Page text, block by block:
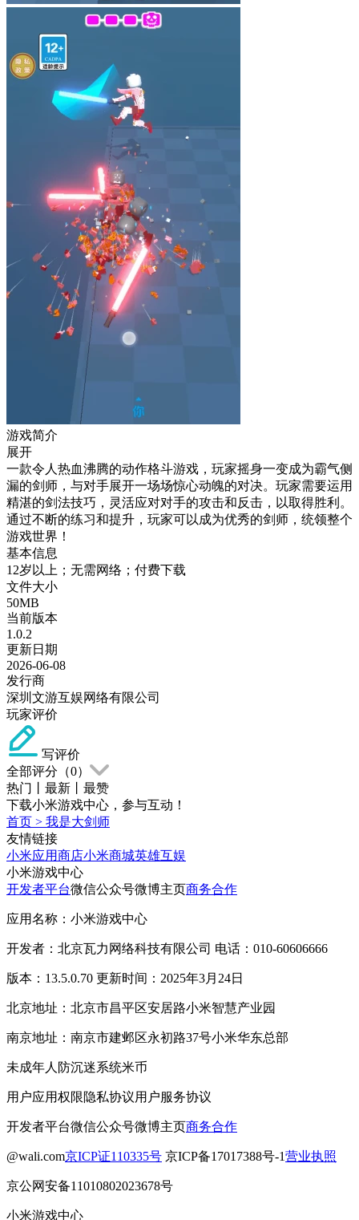
游戏简介
展开
一款令人热血沸腾的动作格斗游戏，玩家摇身一变成为霸气侧
漏的剑师，与对手展开一场场惊心动魄的对决。玩家需要运用
精湛的剑法技巧，灵活应对对手的攻击和反击，以取得胜利。
通过不断的练习和提升，玩家可以成为优秀的剑师，统领整个
游戏世界！
基本信息
12岁以上；无需网络；付费下载
文件大小
50MB
当前版本
1.0.2
更新日期
2026-06-08
发行商
深圳文游互娱网络有限公司
玩家评价
写评价
全部评分（0）
热门
最新
最赞
下载小米游戏中心，参与互动！
首页 > 我是大剑师
友情链接
小米应用商店小米商城英雄互娱
小米游戏中心
开发者平台微信公众号微博主页商务合作
应用名称：小米游戏中心
开发者：北京瓦力网络科技有限公司 电话：010-60606666
版本：13.5.0.70 更新时间：2025年3月24日
北京地址：北京市昌平区安居路小米智慧产业园
南京地址：南京市建邺区永初路37号小米华东总部
未成年人防沉迷系统米币
用户应用权限隐私协议用户服务协议
开发者平台微信公众号微博主页商务合作
@wali.com京ICP证110335号 京ICP备17017388号-1营业执照
京公网安备11010802023678号
小米游戏中心